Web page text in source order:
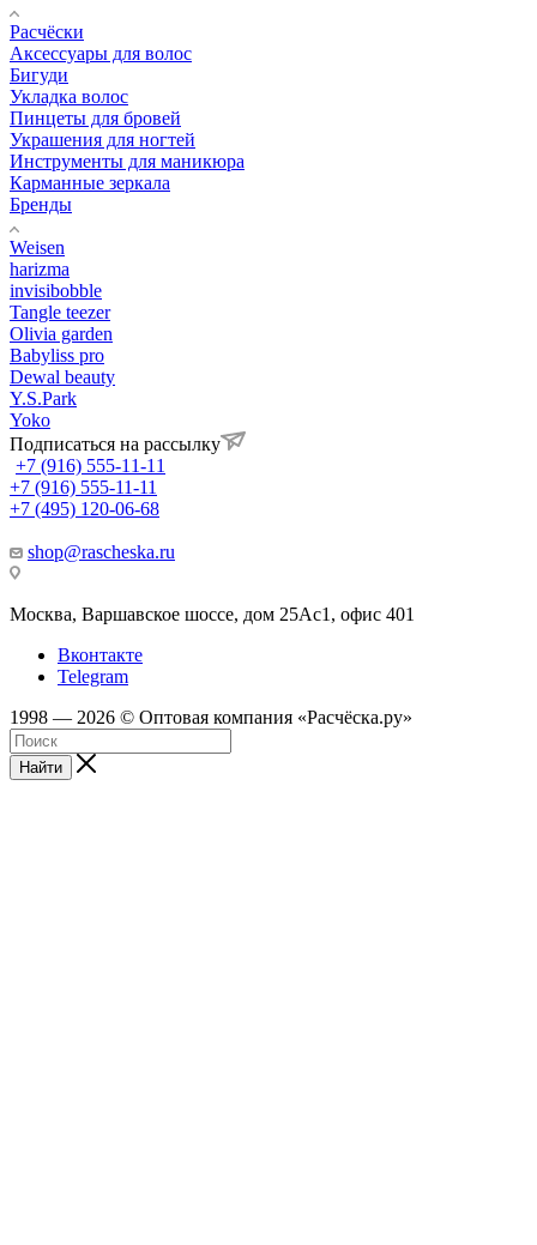
Расчёски
Аксессуары для волос
Бигуди
Укладка волос
Пинцеты для бровей
Украшения для ногтей
Инструменты для маникюра
Карманные зеркала
Бренды
Weisen
harizma
invisibobble
Tangle teezer
Olivia garden
Babyliss pro
Dewal beauty
Y.S.Park
Yoko
Подписаться на рассылку
+7 (916) 555-11-11
+7 (916) 555-11-11
+7 (495) 120-06-68
shop@rascheska.ru
Москва, Варшавское шоссе, дом 25Аc1, офис 401
Вконтакте
Telegram
1998 — 2026 © Оптовая компания «Расчёска.ру»
Найти